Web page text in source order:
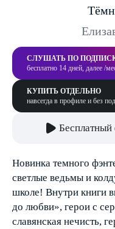
СЛУШАТЬ ПО
бесплатно 14 дней, далее /
КУПИТЬ ОТДЕЛЬНО
навсегда в профиле и без
Бесплатный
Новинка темного
светлые ведьмы и
школе! Внутри книги
до любви», герои с
славянская нечисть,